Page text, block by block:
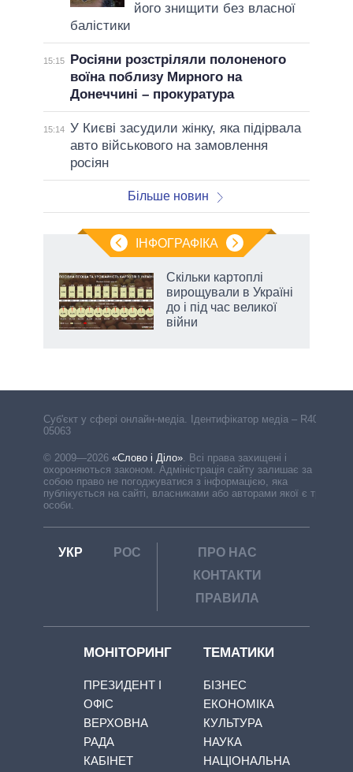
його знищити без власної
балістики
15:15
Росіяни розстріляли полоненого
воїна поблизу Мирного на
Донеччині – прокуратура
15:14 У Києві засудили жінку, яка підірвала
авто військового на замовлення
росіян
Більше новин
ІНФОГРАФІКА
Скільки картоплі
вирощували в Україні
до і під час великої
війни
Cуб'єкт у сфері онлайн-медіа. Ідентифікатор медіа – R40-
05063
© 2009—2026 «Слово і Діло». Всі права захищені і
охороняються законом. Адміністрація сайту залишає за
собою право не погоджуватися з інформацією, яка
публікується на сайті, власниками або авторами якої є треті
особи.
УКР РОС
ПРО НАС
КОНТАКТИ
ПРАВИЛА
МОНІТОРИНГ
ПРЕЗИДЕНТ І
ОФІС
ВЕРХОВНА
РАДА
КАБІНЕТ
ТЕМАТИКИ
БІЗНЕС
ЕКОНОМІКА
КУЛЬТУРА
НАУКА
НАЦІОНАЛЬНА